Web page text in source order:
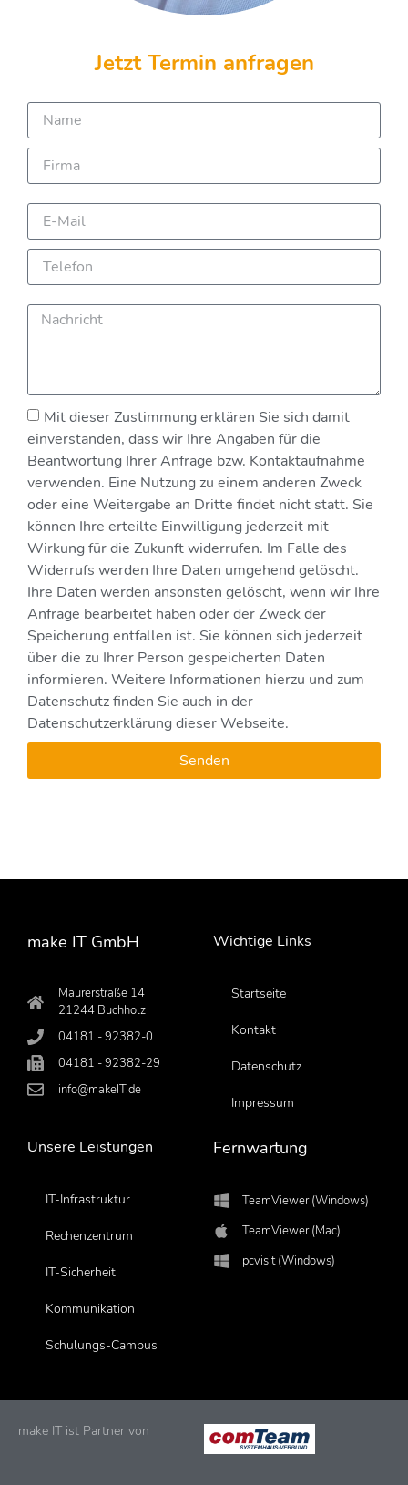
Jetzt Termin anfragen
Mit dieser Zustimmung erklären Sie sich damit
einverstanden, dass wir Ihre Angaben für die
Beantwortung Ihrer Anfrage bzw. Kontaktaufnahme
verwenden. Eine Nutzung zu einem anderen Zweck
oder eine Weitergabe an Dritte findet nicht statt. Sie
können Ihre erteilte Einwilligung jederzeit mit
Wirkung für die Zukunft widerrufen. Im Falle des
Widerrufs werden Ihre Daten umgehend gelöscht.
Ihre Daten werden ansonsten gelöscht, wenn wir Ihre
Anfrage bearbeitet haben oder der Zweck der
Speicherung entfallen ist. Sie können sich jederzeit
über die zu Ihrer Person gespeicherten Daten
informieren. Weitere Informationen hierzu und zum
Datenschutz finden Sie auch in der
Datenschutzerklärung dieser Webseite.
Senden
make IT GmbH
Maurerstraße 14
21244 Buchholz
04181 - 92382-0
04181 - 92382-29
info@makeIT.de
Wichtige Links
Startseite
Kontakt
Datenschutz
Impressum
Unsere Leistungen
IT-Infrastruktur
Rechenzentrum
IT-Sicherheit
Kommunikation
Schulungs-Campus
Fernwartung
TeamViewer (Windows)
TeamViewer (Mac)
pcvisit (Windows)
make IT ist Partner von